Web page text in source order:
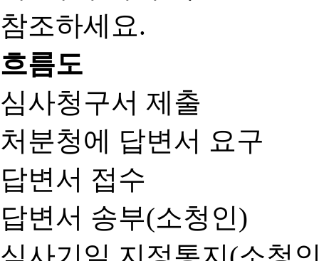
흐름도
심사청구서 제출
처분청에 답변서 요구
답변서 접수
답변서 송부(소청인)